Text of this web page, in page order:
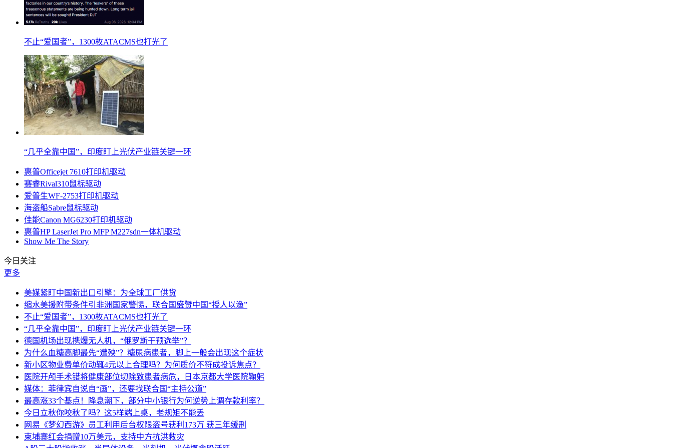
不止“爱国者”，1300枚ATACMS也打光了
“几乎全靠中国”，印度盯上光伏产业链关键一环
惠普Officejet 7610打印机驱动
赛睿Rival310鼠标驱动
爱普生WF-2753打印机驱动
海盗船Sabre鼠标驱动
佳能Canon MG6230打印机驱动
惠普HP LaserJet Pro MFP M227sdn一体机驱动
Show Me The Story
今日关注
更多
美媒紧盯中国新出口引擎：为全球工厂供货
缩水美援附带条件引非洲国家警惕，联合国盛赞中国“授人以渔”
不止“爱国者”，1300枚ATACMS也打光了
“几乎全靠中国”，印度盯上光伏产业链关键一环
德国机场出现携爆无人机，“俄罗斯干预选举”？
为什么血糖高脚最先“遭殃”？糖尿病患者，脚上一般会出现这个症状
新小区物业费单价动辄4元以上合理吗？为何质价不符成投诉焦点？
医院开颅手术错将健康部位切除致患者病危，日本京都大学医院鞠躬
媒体：菲律宾自说自“画”，还要找联合国“主持公道”
最高涨33个基点！降息潮下，部分中小银行为何逆势上调存款利率？
今日立秋你咬秋了吗？这5样端上桌，老规矩不能丢
网易《梦幻西游》员工利用后台权限盗号获利173万 获三年缓刑
柬埔寨红会捐赠10万美元，支持中方抗洪救灾